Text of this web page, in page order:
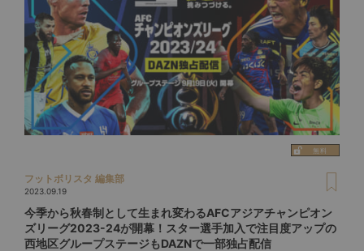
フットボリスタ 編集部
2023.09.19
今季から秋春制として生まれ変わるAFCアジアチャンピオン
ズリーグ2023-24が開幕！スター選手加入で注目度アップの
西地区グループステージもDAZNで一部独占配信